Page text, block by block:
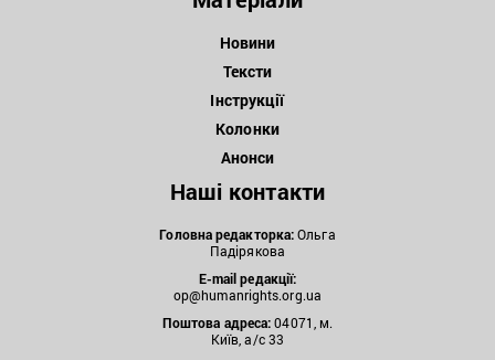
Новини
Тексти
Інструкції
Колонки
Анонси
Наші контакти
Головна редакторка:Ольга
Падірякова
E-mail редакції:
op@humanrights.org.ua
Поштова адреса:04071, м.
Київ, а/с 33